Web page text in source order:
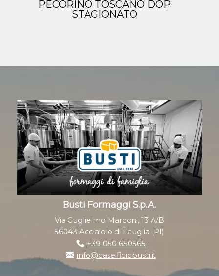
PECORINO TOSCANO DOP
STAGIONATO
Busti Formaggi S.p.A.
Via Guglielmo Marconi, 13 A/B
56043 Acciaiolo di Fauglia (PI)
+39 050 650565
info@caseificiobusti.it